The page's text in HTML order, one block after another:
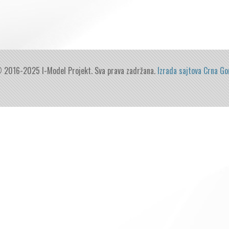
2025 I-Model Projekt. Sva prava zadržana. Izrada sajtova Crna